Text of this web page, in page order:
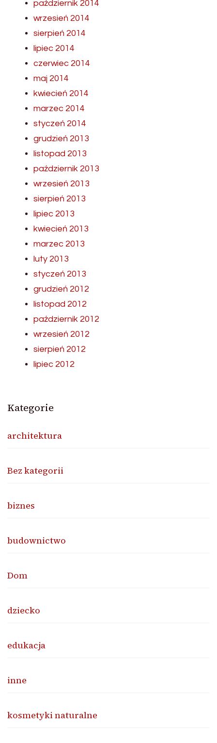
październik 2014
wrzesień 2014
sierpień 2014
lipiec 2014
czerwiec 2014
maj 2014
kwiecień 2014
marzec 2014
styczeń 2014
grudzień 2013
listopad 2013
październik 2013
wrzesień 2013
sierpień 2013
lipiec 2013
kwiecień 2013
marzec 2013
luty 2013
styczeń 2013
grudzień 2012
listopad 2012
październik 2012
wrzesień 2012
sierpień 2012
lipiec 2012
Kategorie
architektura
Bez kategorii
biznes
budownictwo
Dom
dziecko
edukacja
inne
kosmetyki naturalne